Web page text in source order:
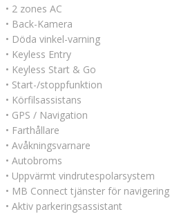
• 2 zones AC
• Back-Kamera
• Döda vinkel-varning
• Keyless Entry
• Keyless Start & Go
• Start-/stoppfunktion
• Körfilsassistans
• GPS / Navigation
• Farthållare
• Avåkningsvarnare
• Autobroms
• Uppvärmt vindrutespolarsystem
• MB Connect tjänster för navigering
• Aktiv parkeringsassistant